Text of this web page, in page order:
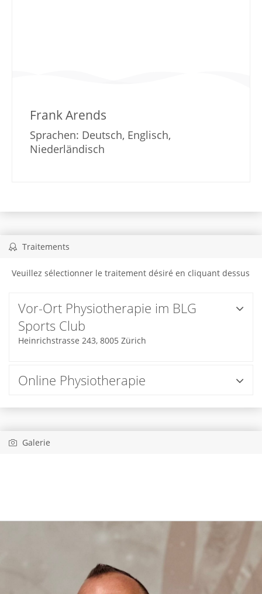
Frank Arends
Sprachen: Deutsch, Englisch,
Niederländisch
Traitements
Veuillez sélectionner le traitement désiré en cliquant dessus
Vor-Ort Physiotherapie im BLG
Sports Club
Heinrichstrasse 243, 8005 Zürich
Online Physiotherapie
Galerie